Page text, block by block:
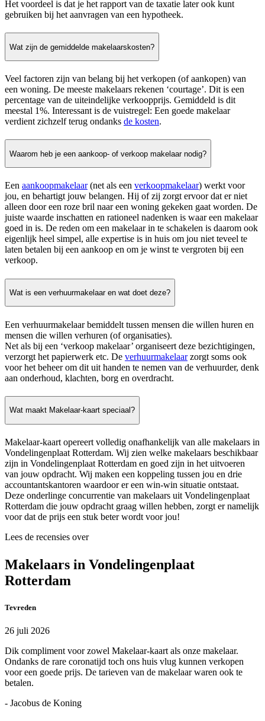
Het voordeel is dat je het rapport van de taxatie later ook kunt
gebruiken bij het aanvragen van een hypotheek.
Wat zijn de gemiddelde makelaarskosten?
Veel factoren zijn van belang bij het verkopen (of aankopen) van
een woning. De meeste makelaars rekenen ‘courtage’. Dit is een
percentage van de uiteindelijke verkoopprijs. Gemiddeld is dit
meestal 1%. Interessant is de vuistregel: Een goede makelaar
verdient zichzelf terug ondanks de kosten.
Waarom heb je een aankoop- of verkoop makelaar nodig?
Een aankoopmakelaar(net als een verkoopmakelaar) werkt voor
jou, en behartigt jouw belangen. Hij of zij zorgt ervoor dat er niet
alleen door een roze bril naar een woning gekeken gaat worden. De
juiste waarde inschatten en rationeel nadenken is waar een makelaar
goed in is. De reden om een makelaar in te schakelen is daarom ook
eigenlijk heel simpel, alle expertise is in huis om jou niet teveel te
laten betalen bij een aankoop en om je winst te vergroten bij een
verkoop.
Wat is een verhuurmakelaar en wat doet deze?
Een verhuurmakelaar bemiddelt tussen mensen die willen huren en
mensen die willen verhuren (of organisaties).
Net als bij een ‘verkoop makelaar’ organiseert deze bezichtigingen,
verzorgt het papierwerk etc. De verhuurmakelaarzorgt soms ook
voor het beheer om dit uit handen te nemen van de verhuurder, denk
aan onderhoud, klachten, borg en overdracht.
Wat maakt Makelaar-kaart speciaal?
Makelaar-kaart opereert volledig onafhankelijk van alle makelaars in
Vondelingenplaat Rotterdam. Wij zien welke makelaars beschikbaar
zijn in Vondelingenplaat Rotterdam en goed zijn in het uitvoeren
van jouw opdracht. Wij maken een koppeling tussen jou en drie
accountantskantoren waardoor er een win-win situatie ontstaat.
Deze onderlinge concurrentie van makelaars uit Vondelingenplaat
Rotterdam die jouw opdracht graag willen hebben, zorgt er namelijk
voor dat de prijs een stuk beter wordt voor jou!
Lees de recensies over
Makelaars in Vondelingenplaat
Rotterdam
Tevreden
26 juli 2026
Dik compliment voor zowel Makelaar-kaart als onze makelaar.
Ondanks de rare coronatijd toch ons huis vlug kunnen verkopen
voor een goede prijs. De tarieven van de makelaar waren ook te
betalen.
- Jacobus de Koning